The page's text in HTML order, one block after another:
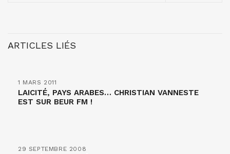
ARTICLES LIÉS
1 MARS 2011
LAICITÉ, PAYS ARABES… CHRISTIAN VANNESTE
EST SUR BEUR FM !
29 SEPTEMBRE 2008